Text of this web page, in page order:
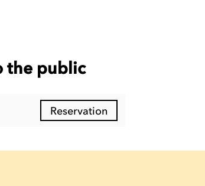
the public
Reservation